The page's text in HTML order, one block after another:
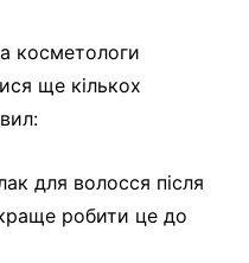
косметологи
ще кількох
для волосся після
робити це до